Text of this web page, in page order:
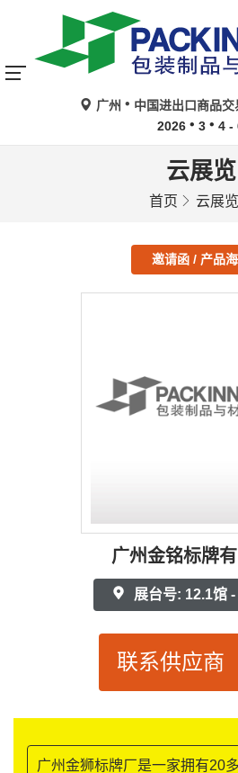
广州 中国进出口商品交
2026 3 4 -
云展览
首页 云展览
邀请函 / 产品
广州金铭标牌
展台号: 12.1馆
联系供应商
广州金狮标牌厂是一家拥有20